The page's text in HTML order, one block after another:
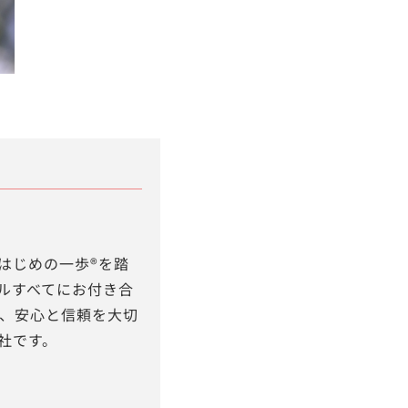
じめの一歩®を踏
すべてにお付き合
安心と信頼を大切
す。